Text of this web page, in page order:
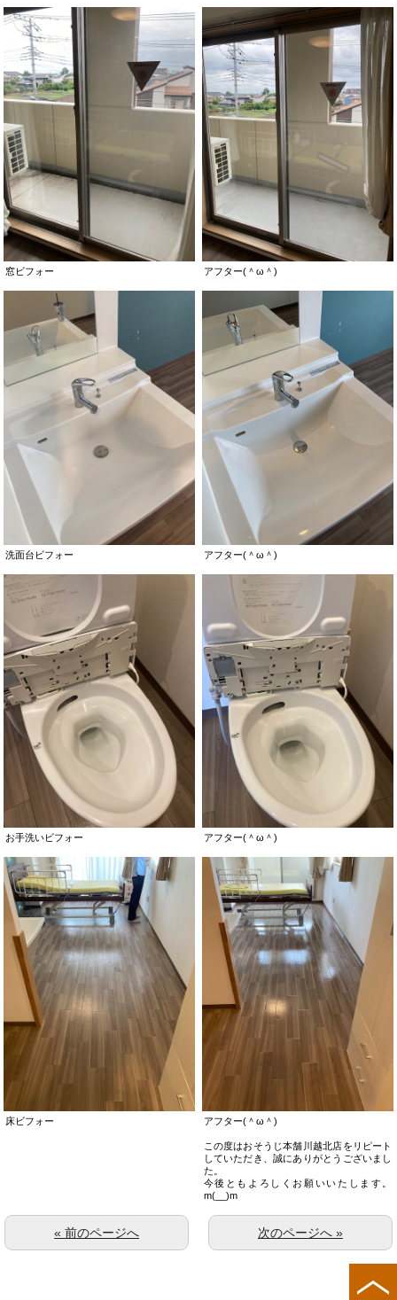
窓ビフォー アフター(＾ω＾)
洗面台ビフォー アフター(＾ω＾)
お手洗いビフォー アフター(＾ω＾)
床ビフォー アフター(＾ω＾)
この度はおそうじ本舗川越北店をリピート
していただき、誠にありがとうございまし
た。
今後ともよろしくお願いいたします。
m(__)m
次のページへ »
« 前のページへ